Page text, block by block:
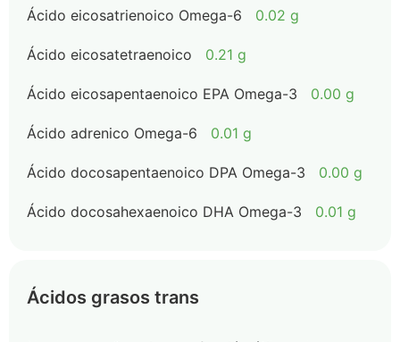
Ácido eicosatrienoico Omega-6 0.02 g
Ácido eicosatetraenoico 0.21 g
Ácido eicosapentaenoico EPA Omega-3 0.00 g
Ácido adrenico Omega-6 0.01 g
Ácido docosapentaenoico DPA Omega-3 0.00 g
Ácido docosahexaenoico DHA Omega-3 0.01 g
Ácidos grasos trans